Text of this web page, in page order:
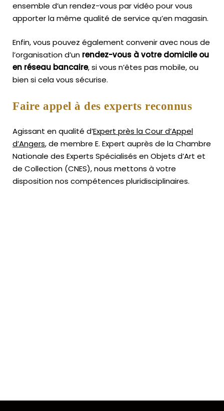
ensemble d’un rendez-vous par vidéo pour vous
apporter la même qualité de service qu’en magasin.
Enfin, vous pouvez également convenir avec nous de
l’organisation d’un rendez-vous à votre domicile ou
en réseau bancaire, si vous n’êtes pas mobile, ou
bien si cela vous sécurise.
Faire appel à des experts reconnus
Agissant en qualité d’Expert près la Cour d’Appel
d’Angers, de membre E. Expert auprès de laChambre
Nationale des Experts Spécialisés en Objets d’Art et
de Collection (CNES),nous mettons à votre
disposition nos compétences pluridisciplinaires.